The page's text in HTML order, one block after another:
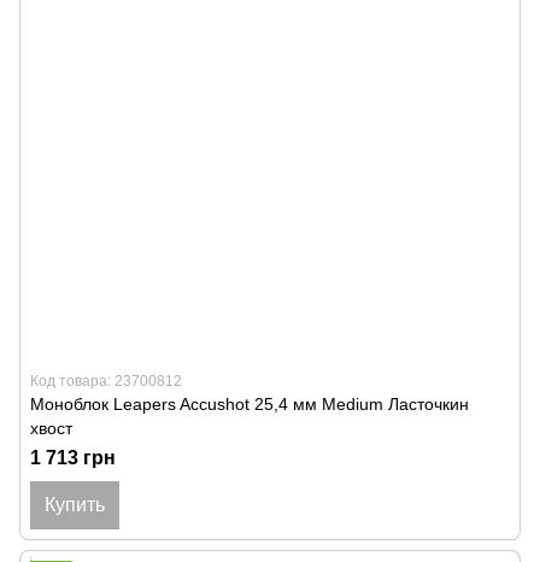
Код товара: 23700812
Моноблок Leapers Accushot 25,4 мм Medium Ласточкин
хвост
1 713 грн
Купить